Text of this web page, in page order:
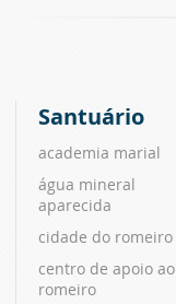
Santuário
academia marial
água mineral
aparecida
cidade do romeiro
centro de apoio ao
romeiro